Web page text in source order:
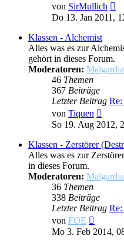
von SirMullich
Do 13. Jan 2011,
Klassen - Alchemist
Alles was es zur
gehört in dieses Forum.
Moderatoren:
46 Themen
367 Beiträge
Letzter Beitrag
von Tiquen
So 19. Aug 2012,
Klassen - Zerstörer
Alles was es zur
in dieses Forum.
Moderatoren:
36 Themen
338 Beiträge
Letzter Beitrag
von FOE
Beitrag
Mo 3. Feb 2014,